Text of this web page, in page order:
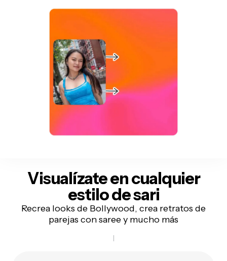
Visualízate encualquier
estilo de sari
Recrea looks de Bollywood, crea retratos de
parejas con saree y mucho más